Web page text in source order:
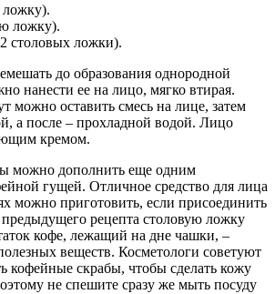
ложку).
столовых ложки).
до образования однородной
нанести ее на лицо, мягко втирая.
можно оставить смесь на лице, затем
а после – прохладной водой. Лицо
кремом.
можно дополнить еще одним
гущей. Отличное средство для лица
можно приготовить, если присоединить
рецепта столовую ложку
кофе, лежащий на дне чашки, –
веществ. Косметологи советуют
кофейные скрабы, чтобы сделать кожу
не спешите сразу же мыть посуду